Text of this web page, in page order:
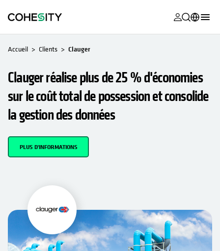
s’ouvre
s’ouvre
Alta
s’ouvre
Assistance
s’ouvre
s’ouvre
s’ouvre
s’ouvre
s’ouvre
Deutsch (Germany)
日本語 (Japan)
Accueil Clients Clauger
Clauger réalise plus de 25 % d'économies
sur le coût total de possession et consolide
la gestion des données
PLUS D'INFORMATIONS